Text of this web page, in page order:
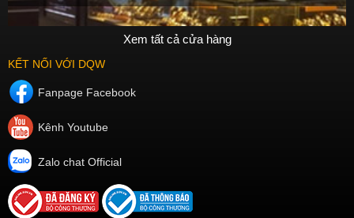
Xem tất cả cửa hàng
KẾT NỐI VỚI DQW
Fanpage Facebook
Kênh Youtube
Zalo chat Official